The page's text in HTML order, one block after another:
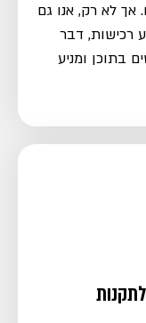
אך לא רק, אנו גם
רכישות, דבר
בתוכן ומניע